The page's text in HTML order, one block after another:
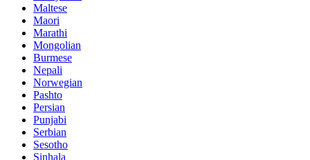
Maltese
Maori
Marathi
Mongolian
Burmese
Nepali
Norwegian
Pashto
Persian
Punjabi
Serbian
Sesotho
Sinhala